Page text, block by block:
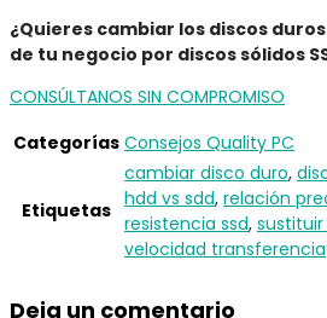
¿Quieres cambiar los discos
de tu negocio por discos sólidos
CONSÚLTANOS SIN COMPROMISO
Categorías Consejos Quality PC
Etiquetas
cambiar disco duro,
hdd vs sdd, relación
resistencia ssd, sustituir
velocidad transferencia
Deja un comentario